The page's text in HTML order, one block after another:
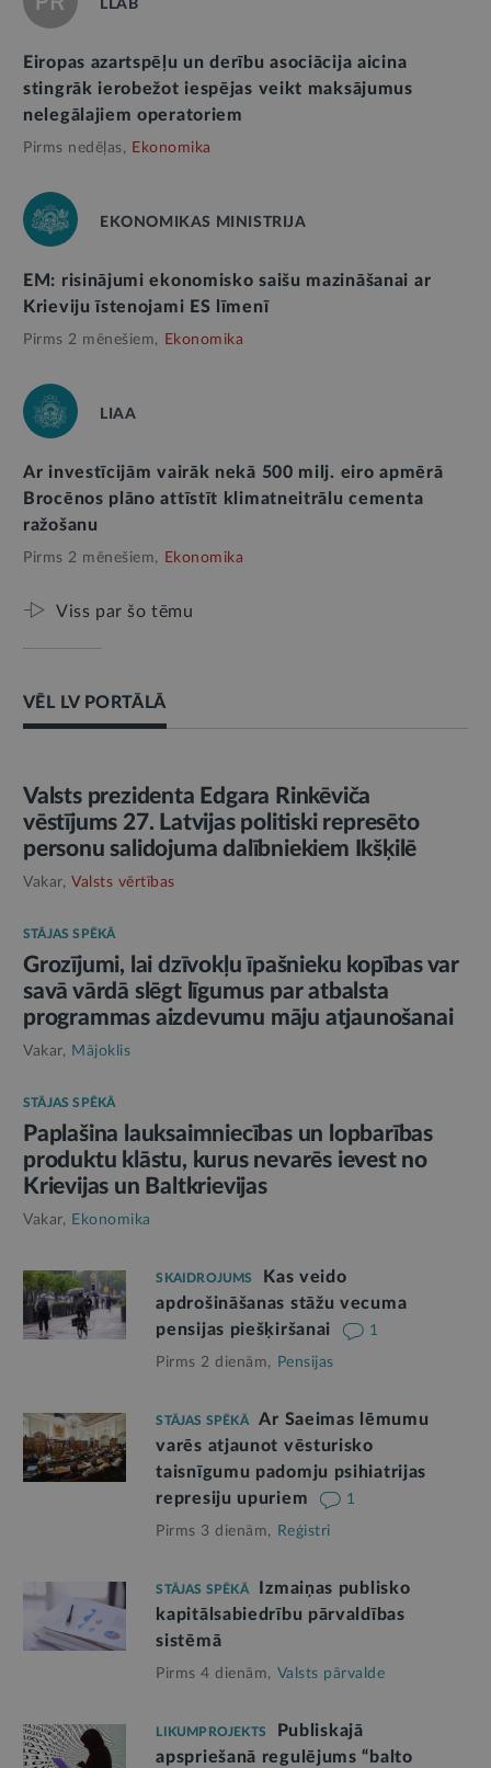
LLAB
Eiropas azartspēļu un derību asociācija aicina
stingrāk ierobežot iespējas veikt maksājumus
nelegālajiem operatoriem
Pirms nedēļas, Ekonomika
EKONOMIKAS MINISTRIJA
EM: risinājumi ekonomisko saišu mazināšanai ar
Krieviju īstenojami ES līmenī
Pirms 2 mēnešiem, Ekonomika
LIAA
Ar investīcijām vairāk nekā 500 milj. eiro apmērā
Brocēnos plāno attīstīt klimatneitrālu cementa
ražošanu
Pirms 2 mēnešiem, Ekonomika
Viss par šo tēmu
VĒL LV PORTĀLĀ
AMATPERSONAS RUNA
Valsts prezidenta Edgara Rinkēviča
vēstījums 27. Latvijas politiski represēto
personu salidojuma dalībniekiem Ikšķilē
Vakar, Valsts vērtības
STĀJAS SPĒKĀ
Grozījumi, lai dzīvokļu īpašnieku kopības var
savā vārdā slēgt līgumus par atbalsta
programmas aizdevumu māju atjaunošanai
Vakar, Mājoklis
STĀJAS SPĒKĀ
Paplašina lauksaimniecības un lopbarības
produktu klāstu, kurus nevarēs ievest no
Krievijas un Baltkrievijas
Vakar, Ekonomika
SKAIDROJUMS
Kas veido
apdrošināšanas stāžu vecuma
pensijas piešķiršanai
1
Pirms 2 dienām, Pensijas
STĀJAS SPĒKĀ
Ar Saeimas lēmumu
varēs atjaunot vēsturisko
taisnīgumu padomju psihiatrijas
represiju upuriem
1
Pirms 3 dienām, Reģistri
STĀJAS SPĒKĀ
Izmaiņas publisko
kapitālsabiedrību pārvaldības
sistēmā
Pirms 4 dienām, Valsts pārvalde
LIKUMPROJEKTS
Publiskajā
apspriešanā regulējums “balto